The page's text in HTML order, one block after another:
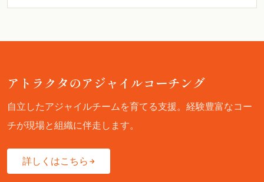
アトラクタのアジャイルコーチング
自立したアジャイルチームを育てる支援。経験豊富なコー
チが現場と組織に伴走します。
詳しくはこちら